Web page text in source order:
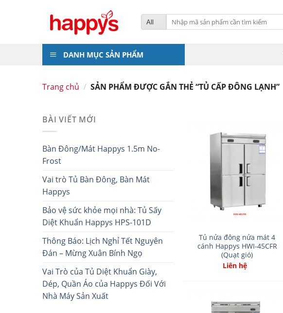
Tìm
kiếm:
DANH MỤC SẢN PHẨM
Trang chủ / SẢN PHẨM ĐƯỢC GẮN THẺ “TỦ CẤP ĐÔNG LẠNH”
BÀI VIẾT MỚI
Bàn Đông/Mát Happys 1.5m No-
Frost
Vai trò Tủ Bàn Đông, Bàn Mát
Happys
Bảo vệ sức khỏe mọi nhà: Tủ Sấy
Diệt Khuẩn Happys HPS-101D
Thông Báo: Lịch Nghỉ Tết Nguyên
Đán – Mừng Xuân Bính Ngọ
Vai Trò của Tủ Diệt Khuẩn Giày,
Dép, Quần Áo của Happys Đối Với
Nhà Máy Sản Xuất
Tủ nửa đông nửa mát 4
cánh Happys HWI-45CFR
(Quạt gió)
Liên hệ